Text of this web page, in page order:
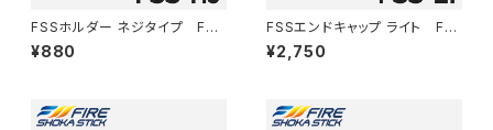
FSSホルダー ネジタイプ FSS
-H3
¥880
FSSエンドキャップ ライト FS
S-L1
¥2,750